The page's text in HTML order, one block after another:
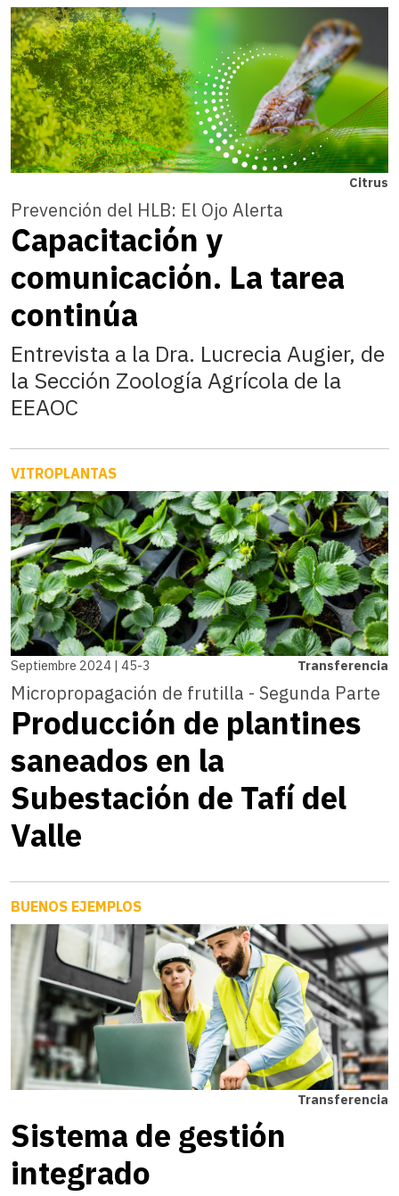
Citrus
Prevención del HLB: El Ojo Alerta
Capacitación y
comunicación. La tarea
continúa
Entrevista a la Dra. Lucrecia Augier, de
la Sección Zoología Agrícola de la
EEAOC
VITROPLANTAS
Septiembre 2024 | 45-3 Transferencia
Micropropagación de frutilla - Segunda Parte
Producción de plantines
saneados en la
Subestación de Tafí del
Valle
BUENOS EJEMPLOS
Transferencia
Sistema de gestión
integrado